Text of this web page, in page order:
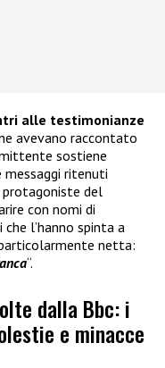
alle testimonianze
avevano raccontato
sostiene
ritenuti
protagoniste del
con nomi di
l’hanno spinta a
netta:
“.
dalla Bbc: i
e minacce